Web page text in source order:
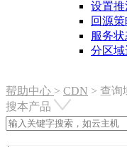
设置
回源
服务
分区
帮助中心 > CDN > 查询
搜本产品